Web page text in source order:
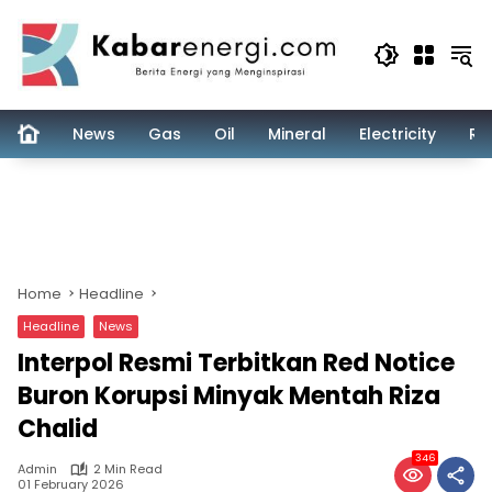
content
News Gas Oil Mineral Electricity
Home Headline
Headline News
Interpol Resmi Terbitkan Red Notice
Buron Korupsi Minyak Mentah Riza
Chalid
Admin
2 Min Read
01 February 2026
346